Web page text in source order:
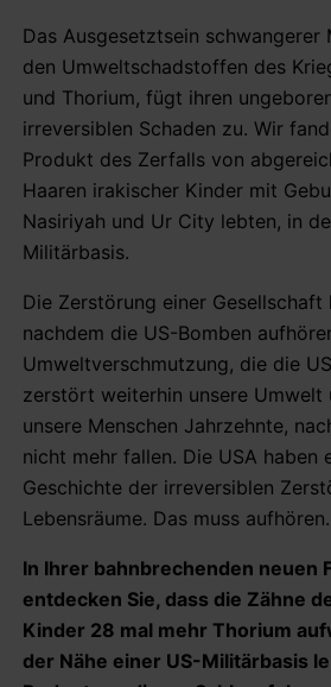
Das Ausgesetztsein schwangerer
den Umweltschadstoffen des
und Thorium, fügt ihren
irreversiblen Schaden zu. Wir
Produkt des Zerfalls von
Haaren irakischer Kinder mit
Nasiriyah und Ur City lebten, in
Militärbasis.
Die Zerstörung einer
nachdem die US-Bomben
Umweltverschmutzung, die die
zerstört weiterhin unsere Umwelt
unsere Menschen Jahrzehnte,
nicht mehr fallen. Die USA haben
Geschichte der irreversiblen
Lebensräume. Das muss aufhören.
In Ihrer bahnbrechenden neuen
entdecken Sie, dass die Zähne
Kinder 28 mal mehr Thorium
der Nähe einer US-Militärbasis